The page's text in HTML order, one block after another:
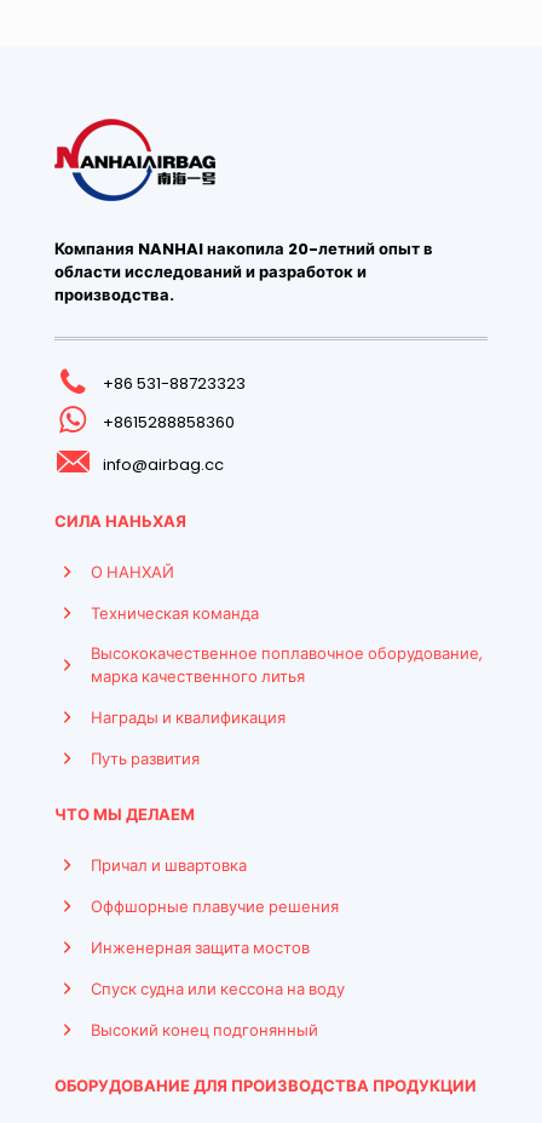
Компания NANHAI накопила 20-летний опыт в
области исследований и разработок и
производства.
+86 531-88723323
+8615288858360
info@airbag.cc
СИЛА НАНЬХАЯ
О НАНХАЙ
Техническая команда
Высококачественное поплавочное оборудование,
марка качественного литья
Награды и квалификация
Путь развития
ЧТО МЫ ДЕЛАЕМ
Причал и швартовка
Оффшорные плавучие решения
Инженерная защита мостов
Спуск судна или кессона на воду
Высокий конец подгонянный
ОБОРУДОВАНИЕ ДЛЯ ПРОИЗВОДСТВА ПРОДУКЦИИ